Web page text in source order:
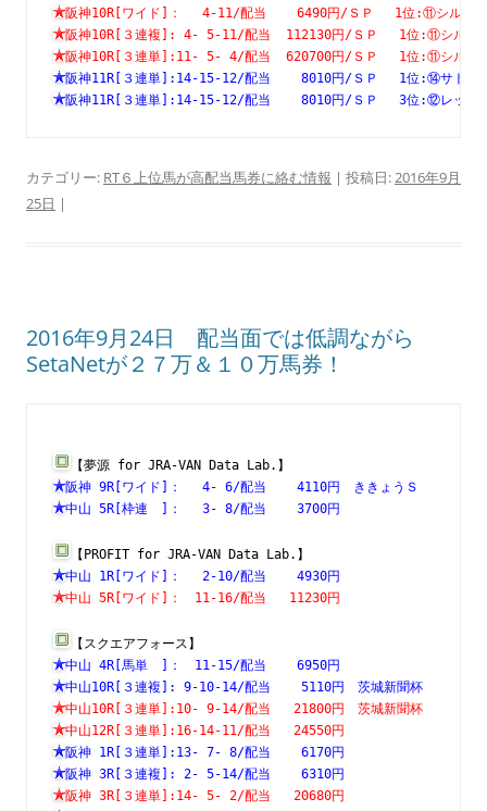
阪神10R[ワイド]：　 4-11/配当    6490円/ＳＰ　 1位:⑪シルクド
阪神10R[３連複]: 4- 5-11/配当  112130円/ＳＰ　 1位:⑪シルクド
阪神10R[３連単]:11- 5- 4/配当  620700円/ＳＰ　 1位:⑪シルクド
阪神11R[３連単]:14-15-12/配当    8010円/ＳＰ　 1位:⑭サトノ
阪神11R[３連単]:14-15-12/配当    8010円/ＳＰ　 3位:⑫レッド
カテゴリー: RT６上位馬が高配当馬券に絡む情報 | 投稿日: 2016年9月
25日 |
2016年9月24日 配当面では低調ながら
SetaNetが２７万＆１０万馬券！
【夢源 for JRA-VAN Data Lab.】
阪神 9R[ワイド]：　 4- 6/配当    4110円　ききょうＳ
中山 5R[枠連　]：　 3- 8/配当    3700円
【PROFIT for JRA-VAN Data Lab.】
中山 1R[ワイド]：　 2-10/配当    4930円
中山 5R[ワイド]：　11-16/配当   11230円
【スクエアフォース】
中山 4R[馬単　]：　11-15/配当    6950円
中山10R[３連複]: 9-10-14/配当    5110円　茨城新聞杯
中山10R[３連単]:10- 9-14/配当   21800円　茨城新聞杯
中山12R[３連単]:16-14-11/配当   24550円
阪神 1R[３連単]:13- 7- 8/配当    6170円
阪神 3R[３連複]: 2- 5-14/配当    6310円
阪神 3R[３連単]:14- 5- 2/配当   20680円